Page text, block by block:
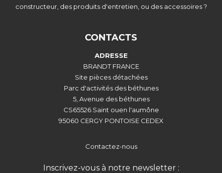
constructeur, des produits d'entretien, ou des accessoires ?
CONTACTS
ADRESSE
BRANDT FRANCE
Site pièces détachées
Parc d'activités des béthunes
5, Avenue des béthunes
CS65526 Saint ouen l'aumône
95060 CERGY PONTOISE CEDEX
Contactez-nous
Inscrivez-vous à notre newsletter :